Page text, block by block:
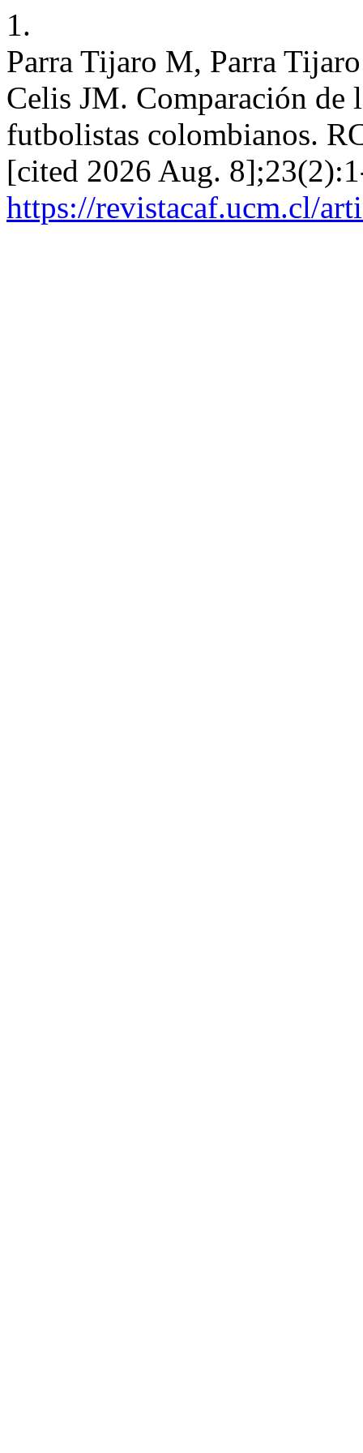
1.
Parra Tijaro M, Parra
Celis JM. Comparación de
futbolistas colombianos.
[cited 2026 Aug.
https://revistacaf.ucm.cl/